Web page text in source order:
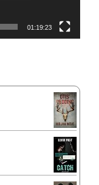
01:19:23